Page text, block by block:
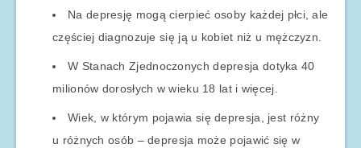
Na depresję mogą cierpieć osoby każdej płci, ale
częściej diagnozuje się ją u kobiet niż u mężczyzn.
W Stanach Zjednoczonych depresja dotyka 40
milionów dorosłych w wieku 18 lat i więcej.
Wiek, w którym pojawia się depresja, jest różny
u różnych osób – depresja może pojawić się w